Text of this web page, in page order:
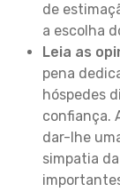
de
a escolha
Leia as
pena
hóspedes
confiança.
dar-lhe
simpatia